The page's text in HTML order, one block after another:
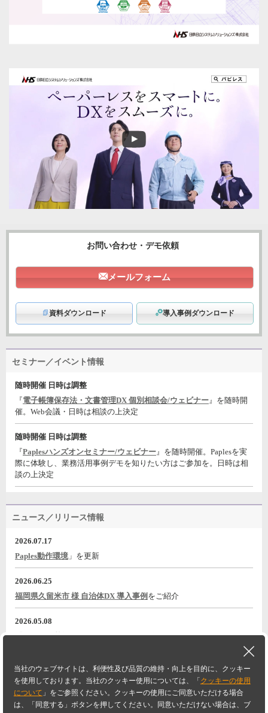
お問い合わせ・デモ依頼
メールフォーム
資料ダウンロード 導入事例ダウンロード
セミナー／イベント情報
随時開催 日時は調整
『電子帳簿保存法・文書管理DX 個別相談会/ウェビナー』を随時開
催。Web会議・日時は相談の上決定
随時開催 日時は調整
『Paplesハンズオンセミナー/ウェビナー』を随時開催。Paplesを実
際に体験し、業務活用事例デモを知りたい方はご参加を。日時は相
談の上決定
ニュース／リリース情報
2026.07.17
Paples動作環境 」を更新
2026.06.25
福岡県久留米市 様 自治体DX 導入事例 をご紹介
2026.05.08
『電子帳票基盤 Paples パピレスのご紹介』動画をYouTubeに公開
大嘉産業株式会社様<導入事例/a>
事例一覧に追加 PAGETOP
当社のウェブサイトは、利便性及び品質の維持・向上を目的に、クッキー
を使用しております。当社のクッキー使用については、「 クッキーの使用
について 」をご参照ください。クッキーの使用にご同意いただける場合
は、「同意する」ボタンを押してください。同意いただけない場合は、ブ